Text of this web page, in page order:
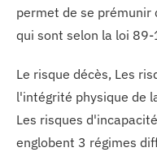
permet de se prémunir
qui sont selon la loi
Le risque décès, Les
l'intégrité physique de
Les risques
englobent 3 régimes